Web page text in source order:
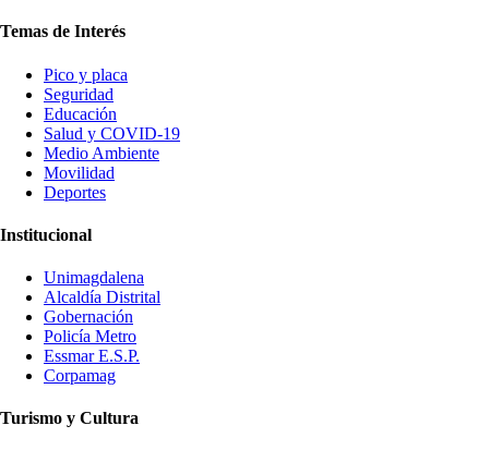
Temas de Interés
Pico y placa
Seguridad
Educación
Salud y COVID-19
Medio Ambiente
Movilidad
Deportes
Institucional
Unimagdalena
Alcaldía Distrital
Gobernación
Policía Metro
Essmar E.S.P.
Corpamag
Turismo y Cultura